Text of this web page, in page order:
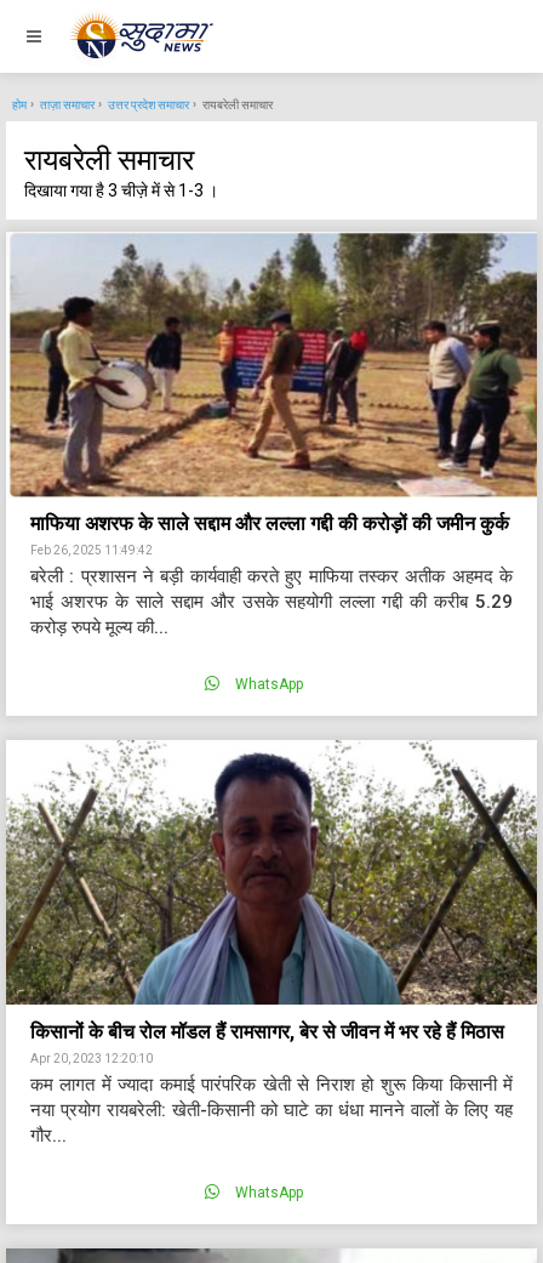
होम ताज़ा समाचार उत्तर प्रदेश समाचार रायबरेली समाचार
रायबरेली समाचार
दिखाया गया है 3 चीज़े में से 1-3 ।
माफिया अशरफ के साले सद्दाम और लल्ला गद्दी की करोड़ों की जमीन कुर्क
Feb 26, 2025 11:49:42
बरेली : प्रशासन ने बड़ी कार्यवाही करते हुए माफिया तस्कर अतीक अहमद के
भाई अशरफ के साले सद्दाम और उसके सहयोगी लल्ला गद्दी की करीब 5.29
करोड़ रुपये मूल्य की...
WhatsApp
किसानों के बीच रोल मॉडल हैं रामसागर, बेर से जीवन में भर रहे हैं मिठास
Apr 20, 2023 12:20:10
कम लागत में ज्यादा कमाई पारंपरिक खेती से निराश हो शुरू किया किसानी में
नया प्रयोग रायबरेली: खेती-किसानी को घाटे का धंधा मानने वालों के लिए यह
गौर...
WhatsApp